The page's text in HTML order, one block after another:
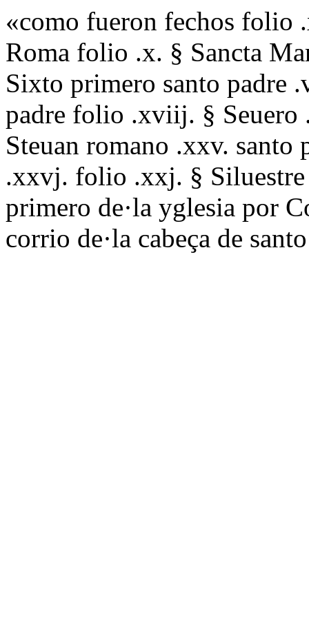
«como fueron fechos folio
Roma folio .x. § Sancta
Sixto primero santo
padre folio .xviij. § Seuero
Steuan romano .xxv.
.xxvj. folio .xxj. § Siluestre
primero de·la yglesia por
corrio de·la cabeça de